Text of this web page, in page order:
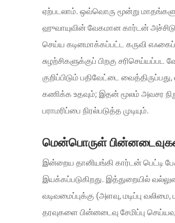
ஏற்படலாம். ஒவ்வொரு மூன்று
ஹுவாயுவின் வேகமான கார்டன்
செய்ய கடினமாக்கப்பட்ட கருவி எஃகைப்
சுழற்சிகளுக்குப் பிறகு
குறிப்பிடும் பதிவேட்டை
கணிக்க உதவும்; இதன் மூலம் அவசர
பராமரிப்பை நிரல்படுத்த முடியும்.
மென்பொருள் பின்னடைவுகள்
இன்றைய தானியங்கி கார்டன் பெட்டி
இயக்கப்படுகிறது. இத்துறையில்
வடிவமைப்புக்கு (அளவு, மடிப்பு
தரவுகளை பின்னடைவு சேமிப்பு